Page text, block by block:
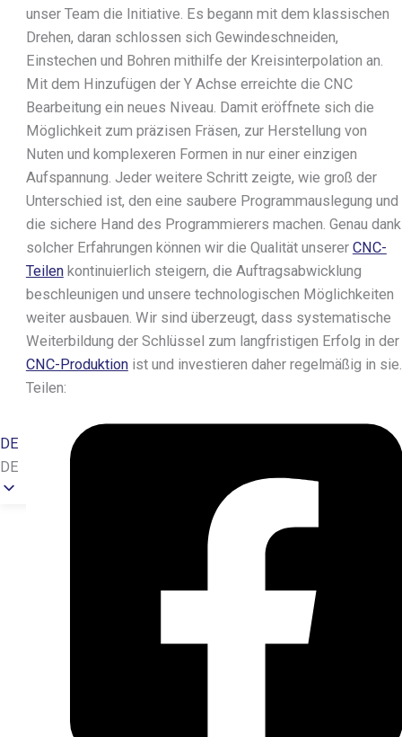
Gelötete
Plattenwärmetauscher
Edelstahl
Plattenwärmetauscher
Gedichtete
Plattenwärmetauscher
Wärmetauscher-Rechner
Service und Reinigung
Zubehör
Downloads
Über uns
Über uns
Fuhrpark
Karriere
Sponsoring
Aktuelles
Kontakt
DE
DE
unser Team die Initiative. Es begann mit dem klassischen
Drehen, daran schlossen sich Gewindeschneiden,
Einstechen und Bohren mithilfe der Kreisinterpolation an.
Mit dem Hinzufügen der Y Achse erreichte die CNC
Bearbeitung ein neues Niveau. Damit eröffnete sich die
Möglichkeit zum präzisen Fräsen, zur Herstellung von
Nuten und komplexeren Formen in nur einer einzigen
Aufspannung. Jeder weitere Schritt zeigte, wie groß der
Unterschied ist, den eine saubere Programmauslegung und
die sichere Hand des Programmierers machen. Genau dank
solcher Erfahrungen können wir die Qualität unserer CNC-
Teilenkontinuierlich steigern, die Auftragsabwicklung
beschleunigen und unsere technologischen Möglichkeiten
weiter ausbauen. Wir sind überzeugt, dass systematische
Weiterbildung der Schlüssel zum langfristigen Erfolg in der
CNC-Produktionist und investieren daher regelmäßig in sie.
Teilen: